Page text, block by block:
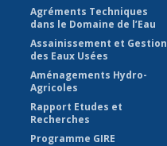
Agréments Techniques
dans le Domaine de l’Eau
Assainissement et Gestion
des Eaux Usées
Aménagements Hydro-
Agricoles
Rapport Etudes et
Recherches
Programme GIRE